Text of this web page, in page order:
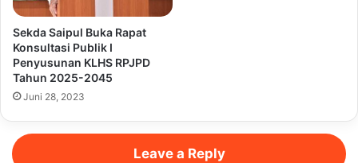
Sekda Saipul Buka Rapat
Konsultasi Publik I
Penyusunan KLHS RPJPD
Tahun 2025-2045
Juni 28, 2023
Leave a Reply